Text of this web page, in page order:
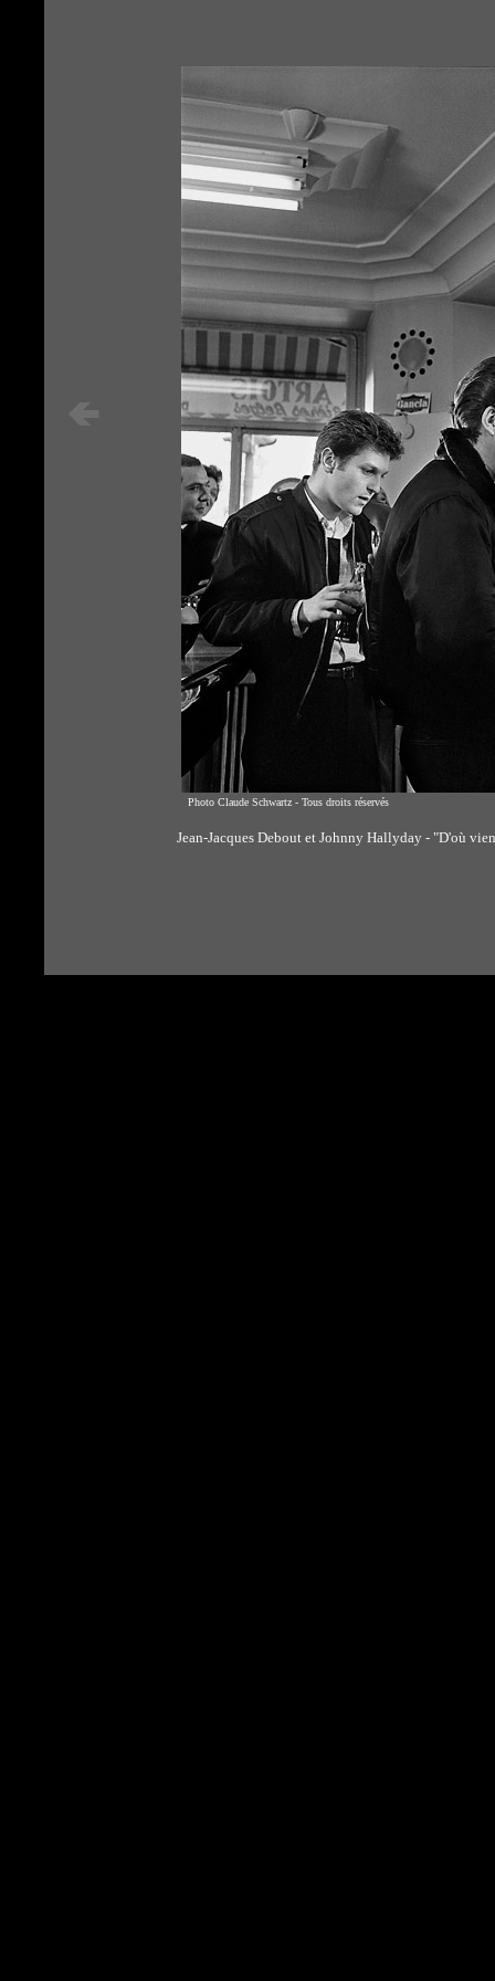
Photo Claude Schwartz - Tous droits réservés
Jean-Jacques Debout et Johnny Hallyday - "D'où